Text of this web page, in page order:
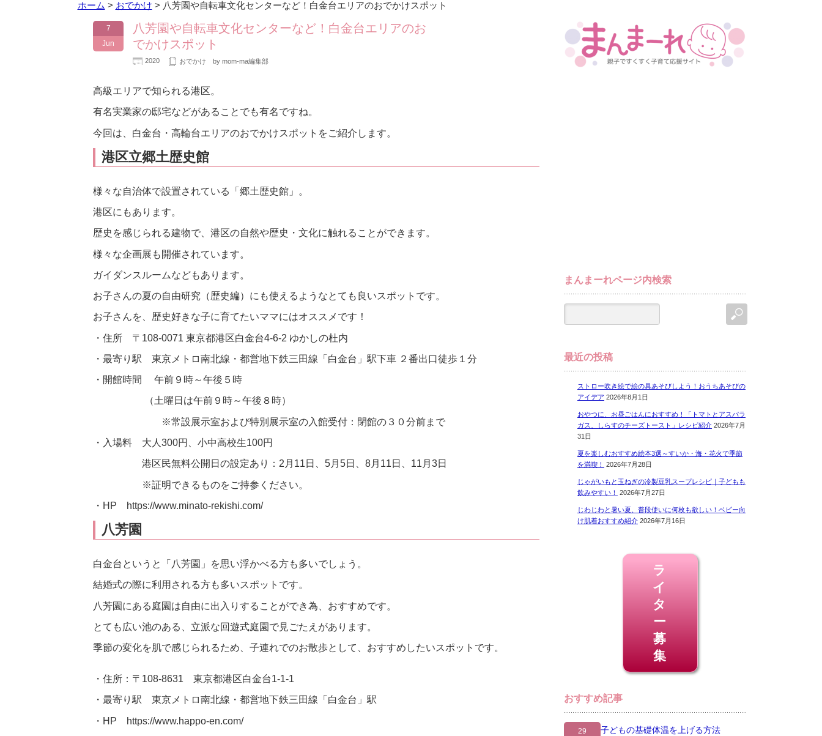
ホーム > おでかけ > 八芳園や自転車文化センターなど！白金台エリアのおでかけスポット
7
Jun
八芳園や自転車文化センターなど！白金台エリアのお
でかけスポット
2020 おでかけ by mom-ma編集部
高級エリアで知られる港区。
有名実業家の邸宅などがあることでも有名ですね。
今回は、白金台・高輪台エリアのおでかけスポットをご紹介します。
港区立郷土歴史館
様々な自治体で設置されている「郷土歴史館」。
港区にもあります。
歴史を感じられる建物で、港区の自然や歴史・文化に触れることができます。
様々な企画展も開催されています。
ガイダンスルームなどもあります。
お子さんの夏の自由研究（歴史編）にも使えるようなとても良いスポットです。
お子さんを、歴史好きな子に育てたいママにはオススメです！
・住所 〒108-0071 東京都港区白金台4-6-2 ゆかしの杜内
・最寄り駅 東京メトロ南北線・都営地下鉄三田線「白金台」駅下車 ２番出口徒歩１分
・開館時間 午前９時～午後５時
（土曜日は午前９時～午後８時）
※常設展示室および特別展示室の入館受付：閉館の３０分前まで
・入場料 大人300円、小中高校生100円
港区民無料公開日の設定あり：2月11日、5月5日、8月11日、11月3日
※証明できるものをご持参ください。
・HP https://www.minato-rekishi.com/
八芳園
白金台というと「八芳園」を思い浮かべる方も多いでしょう。
結婚式の際に利用される方も多いスポットです。
八芳園にある庭園は自由に出入りすることができ為、おすすめです。
とても広い池のある、立派な回遊式庭園で見ごたえがあります。
季節の変化を肌で感じられるため、子連れでのお散歩として、おすすめしたいスポットです。
・住所：〒108-8631 東京都港区白金台1-1-1
・最寄り駅 東京メトロ南北線・都営地下鉄三田線「白金台」駅
・HP https://www.happo-en.com/
まんまーれページ内検索
最近の投稿
ストロー吹き絵で絵の具あそびしよう！おうちあそびの
アイデア 2026年8月1日
おやつに、お昼ごはんにおすすめ！「トマトとアスパラ
ガス、しらすのチーズトースト」レシピ紹介 2026年7月
31日
夏を楽しむおすすめ絵本3選～すいか・海・花火で季節
を満喫！
2026年7月28日
じゃがいもと玉ねぎの冷製豆乳スープレシピ｜子どもも
飲みやすい！
2026年7月27日
じわじわと暑い夏、普段使いに何枚も欲しい！ベビー向
け肌着おすすめ紹介 2026年7月16日
ラ
イ
タ
ー
募
集
おすすめ記事
29 子どもの基礎体温を上げる方法